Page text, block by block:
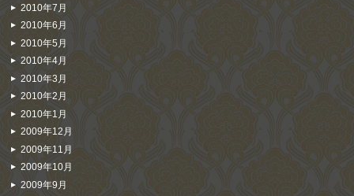
2010年7月
2010年6月
2010年5月
2010年4月
2010年3月
2010年2月
2010年1月
2009年12月
2009年11月
2009年10月
2009年9月